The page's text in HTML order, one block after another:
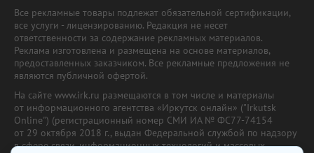
Все рекламные товары подлежат обязательной сертификации,
все услуги - лицензированию. Редакция не несет
ответственности за содержание рекламных материалов.
Реклама изготовлена и размещена на основе материалов,
предоставленных заказчиком. Все рекламные предложения не
являются публичной офертой.
На сайте www.irk.ru размещаются в том числе и материалы
от информационного агентства «Иркутск онлайн» ("Irkutsk
Online") (регистрационный номер СМИ ИА № ФС77-74154
от 29 октября 2018 г., выдан Федеральной службой по надзору
в сфере связи, информационных технологий и массовых